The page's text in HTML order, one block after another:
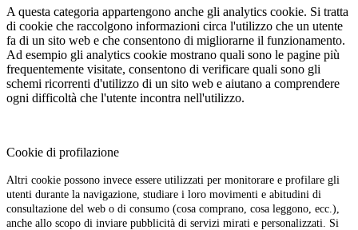
A questa categoria appartengono anche gli analytics cookie. Si tratta
di cookie che raccolgono informazioni circa l'utilizzo che un utente
fa di un sito web e che consentono di migliorarne il funzionamento.
Ad esempio gli analytics cookie mostrano quali sono le pagine più
frequentemente visitate, consentono di verificare quali sono gli
schemi ricorrenti d'utilizzo di un sito web e aiutano a comprendere
ogni difficoltà che l'utente incontra nell'utilizzo.
Cookie di profilazione
Altri cookie possono invece essere utilizzati per monitorare e profilare gli
utenti durante la navigazione, studiare i loro movimenti e abitudini di
consultazione del web o di consumo (cosa comprano, cosa leggono, ecc.),
anche allo scopo di inviare pubblicità di servizi mirati e personalizzati. Si